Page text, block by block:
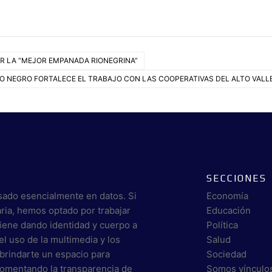
LA “MEJOR EMPANADA RIONEGRINA”
NEGRO FORTALECE EL TRABAJO CON LAS COOPERATIVAS DEL ALTO
esencialmente en datos. Si
hemos optado por trabajar
dando identidad y cuerpo a
uso de la multimedia y los
un espacio para
la transparencia de
SECCIONES
Economía
Educación
Política
Salud
Sociedad
Somos